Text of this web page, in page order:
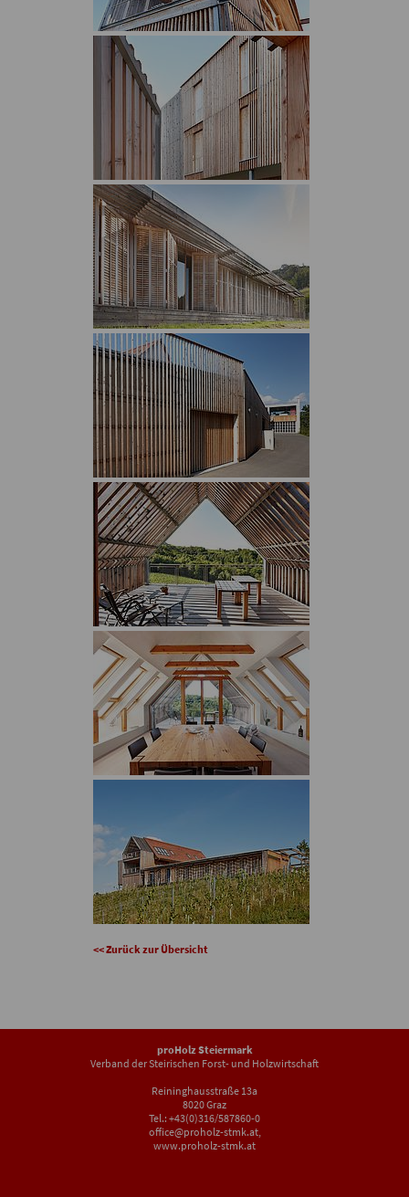
<< Zurück zur Übersicht
proHolz Steiermark
Verband der Steirischen Forst- und Holzwirtschaft
Reininghausstraße 13a
8020 Graz
Tel.: +43(0)316/587860-0
office@proholz-stmk.at,
www.proholz-stmk.at